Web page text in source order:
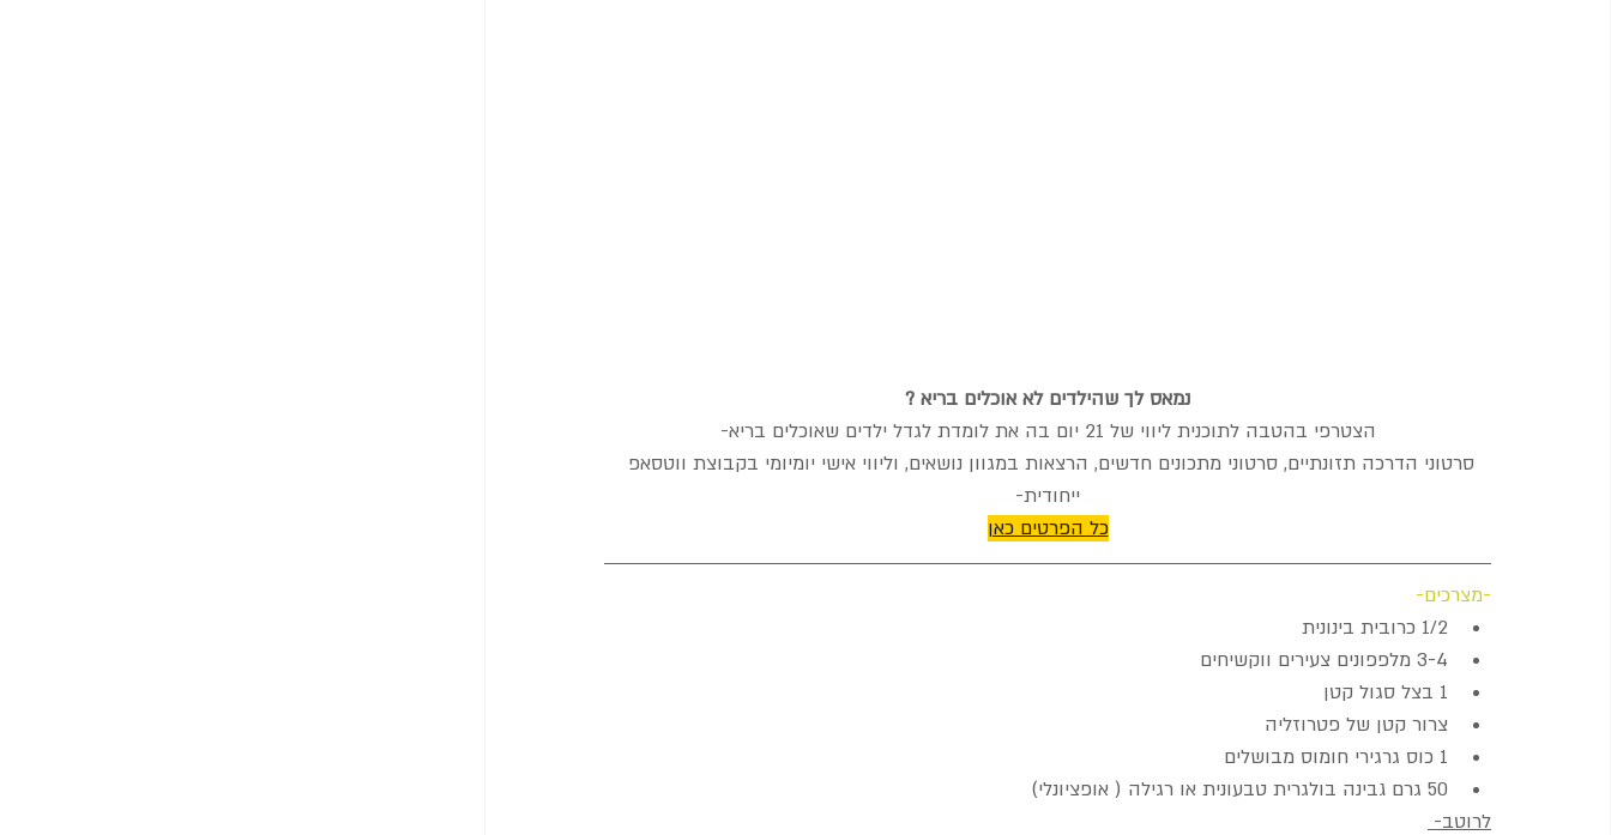
נמאס לך שהילדים לא אוכלים בריא ?
הצטרפי בהטבה לתוכנית ליווי של 21 יום בה את לומדת לגדל ילדים שאוכלים בריא-
סרטוני הדרכה תזונתיים, סרטוני מתכונים חדשים, הרצאות במגוון נושאים, וליווי אישי יומיומי בקבוצת ווטסאפ
ייחודית-
כל הפרטים כאן
-מצרכים-
1/2 כרובית בינונית
3-4 מלפפונים צעירים ווקשיחים
1 בצל סגול קטן
צרור קטן של פטרוזליה
1 כוס גרגירי חומוס מבושלים
50 גרם גבינה בולגרית טבעונית או רגילה ( אופציונלי)
לרוטב-